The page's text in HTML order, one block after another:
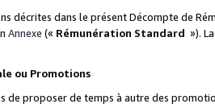
décrites dans le présent Décompte de
Annexe (« Rémunération Standard »).
ou Promotions
de proposer de temps à autre des